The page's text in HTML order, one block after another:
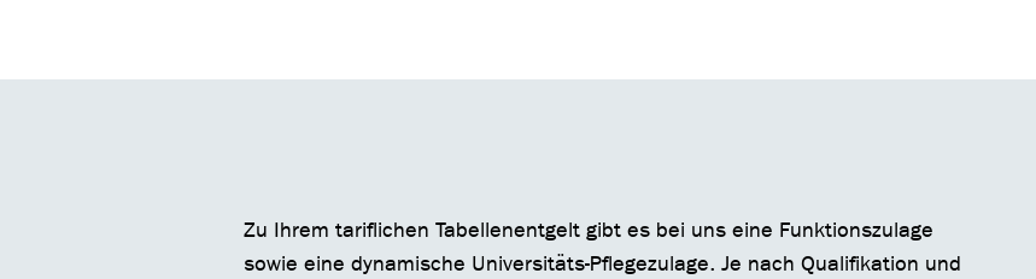
Zu Ihrem tariflichen Tabellenentgelt gibt es bei uns eine Funktionszulage
sowie eine dynamische Universitäts-Pflegezulage. Je nach Qualifikation und